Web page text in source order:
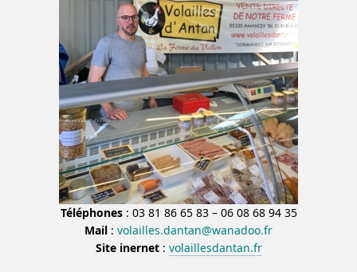
Téléphones: 03 81 86 65 83 – 06 08 68 94 35
Mail : volailles.dantan@wanadoo.fr
Site inernet: volaillesdantan.fr